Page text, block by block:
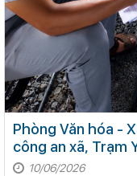
Phòng Văn hóa -
công an xã, Trạm
phục vụ kỳ thi Tốt
10/06/2026